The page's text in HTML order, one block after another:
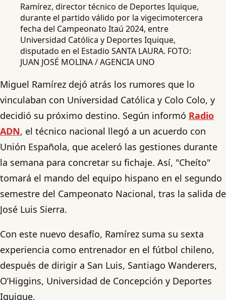
Ramírez, director técnico de Deportes Iquique,
durante el partido válido por la vigecimotercera
fecha del Campeonato Itaú 2024, entre
Universidad Católica y Deportes Iquique,
disputado en el Estadio SANTA LAURA. FOTO:
JUAN JOSÉ MOLINA / AGENCIA UNO
Miguel Ramírez dejó atrás los rumores que lo
vinculaban con Universidad Católica y Colo Colo, y
decidió su próximo destino. Según informó Radio
ADN, el técnico nacional llegó a un acuerdo con
Unión Española, que aceleró las gestiones durante
la semana para concretar su fichaje. Así, "Cheíto"
tomará el mando del equipo hispano en el segundo
semestre del Campeonato Nacional, tras la salida de
José Luis Sierra.
Con este nuevo desafío, Ramírez suma su sexta
experiencia como entrenador en el fútbol chileno,
después de dirigir a San Luis, Santiago Wanderers,
O’Higgins, Universidad de Concepción y Deportes
Iquique.